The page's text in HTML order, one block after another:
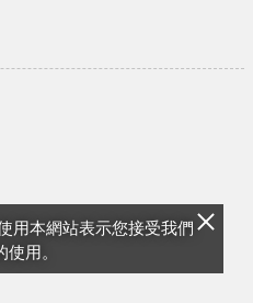
用本網站表示您接受我們
用。